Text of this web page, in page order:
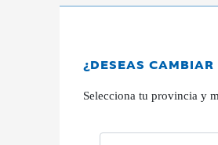
¿DESEAS
Selecciona tu provincia y